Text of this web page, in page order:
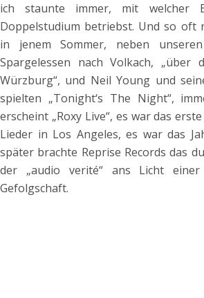
ich staunte immer, mit welcher
Doppelstudium betriebst. Und so oft
in jenem Sommer, neben
Spargelessen nach Volkach, „über
Würzburg“, und Neil Young und
spielten „Tonight‘s The Night“,
erscheint „Roxy Live“, es war das
Lieder in Los Angeles, es war das
später brachte Reprise Records das
der „audio verité“ ans Licht
Gefolgschaft.